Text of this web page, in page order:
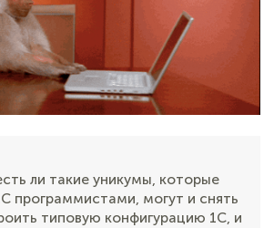
ли такие уникумы, которые
программистами, могут и снять
типовую конфигурацию 1С, и